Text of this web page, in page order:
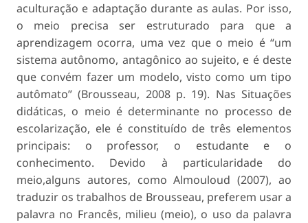
aculturação e adaptação durante as aulas. Por isso,
o meio precisa ser estruturado para que a
aprendizagem ocorra, uma vez que o meio é “um
sistema autônomo, antagônico ao sujeito, e é deste
que convém fazer um modelo, visto como um tipo
autômato” (Brousseau, 2008 p. 19). Nas Situações
didáticas, o meio é determinante no processo de
escolarização, ele é constituído de três elementos
principais: o professor, o estudante e o
conhecimento. Devido à particularidade do
meio,alguns autores, como Almouloud (2007), ao
traduzir os trabalhos de Brousseau, preferem usar a
palavra no Francês, milieu (meio), o uso da palavra